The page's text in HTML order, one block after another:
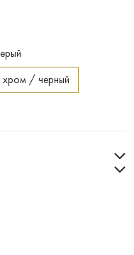
хром / черный